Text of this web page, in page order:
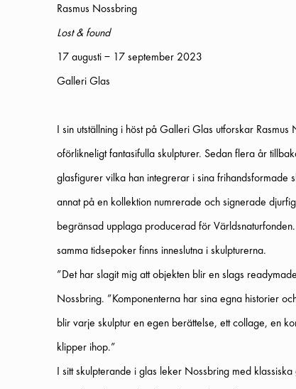
Rasmus Nossbring
Lost & found
17 augusti – 17 september 2023
Galleri Glas
I sin utställning i höst på Galleri Glas utforskar
oförlikneligt fantasifulla skulpturer. Sedan flera år
glasfigurer vilka han integrerar i sina frihandsformade
annat på en kollektion numrerade och signerade
begränsad upplaga producerad för
samma tidsepoker finns inneslutna i skulpturerna.
”Det har slagit mig att objekten blir en slags
Nossbring. ”Komponenterna har sina egna historier
blir varje skulptur en egen berättelse, ett collage, en
klipper ihop.”
I sitt skulpterande i glas leker Nossbring med